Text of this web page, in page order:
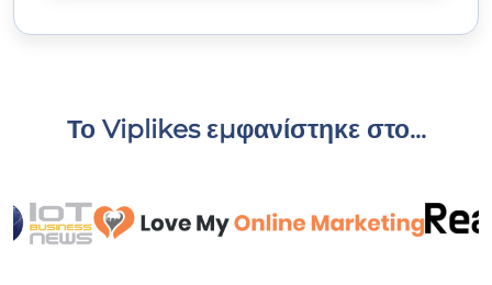
Το Viplikes εμφανίστηκε στο...